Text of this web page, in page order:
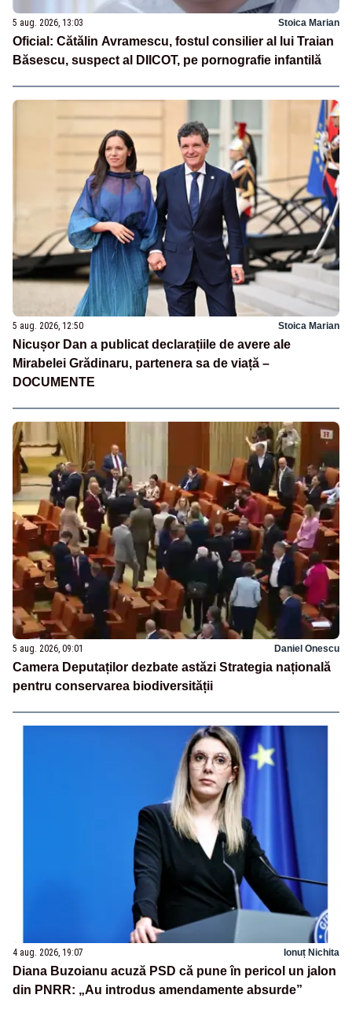
5 aug. 2026, 13:03 Stoica Marian
Oficial: Cătălin Avramescu, fostul consilier al lui Traian
Băsescu, suspect al DIICOT, pe pornografie infantilă
5 aug. 2026, 12:50 Stoica Marian
Nicușor Dan a publicat declarațiile de avere ale
Mirabelei Grădinaru, partenera sa de viață –
DOCUMENTE
5 aug. 2026, 09:01 Daniel Onescu
Camera Deputaților dezbate astăzi Strategia națională
pentru conservarea biodiversității
4 aug. 2026, 19:07 Ionuț Nichita
Diana Buzoianu acuză PSD că pune în pericol un jalon
din PNRR: „Au introdus amendamente absurde”